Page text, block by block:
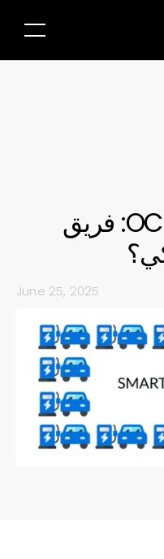
ISO 15118 و OCPP 2.0: فريق
June 25, 2025